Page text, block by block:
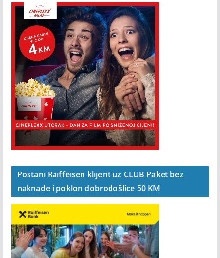
Postani Raiffeisen klijent uz CLUB Paket bez
naknade i poklon dobrodošlice 50 KM